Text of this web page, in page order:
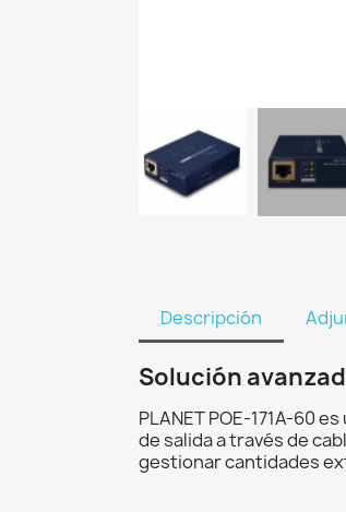
Descripción
Solución
PLANET POE-171A-60
de salida a través de
gestionar cantidades